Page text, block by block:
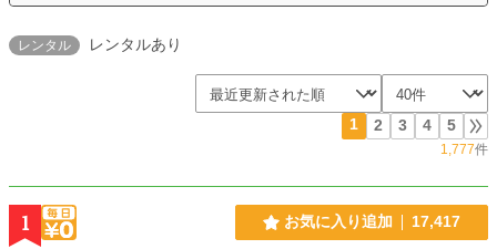
レンタル レンタルあり
1 2 3 4 5
1,777件
1 お気に入り追加 17,417